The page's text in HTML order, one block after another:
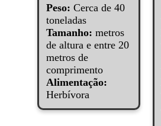
Peso: Cerca de 40
toneladas
Tamanho: metros
de altura e entre 20
metros de
comprimento
Alimentação:
Herbívora